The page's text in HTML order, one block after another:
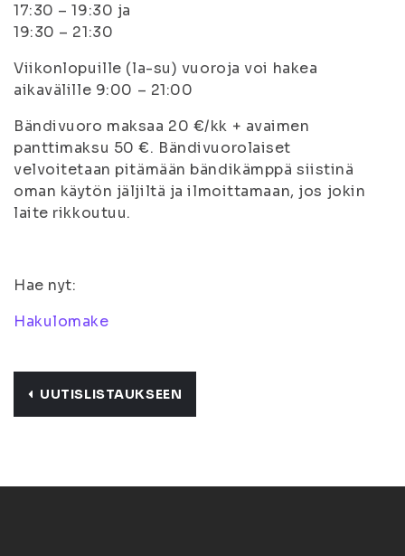
17:30 – 19:30 ja
19:30 – 21:30
Viikonlopuille (la-su) vuoroja voi hakea
aikavälille 9:00 – 21:00
Bändivuoro maksaa 20 €/kk + avaimen
panttimaksu 50 €. Bändivuorolaiset
velvoitetaan pitämään bändikämppä siistinä
oman käytön jäljiltä ja ilmoittamaan, jos jokin
laite rikkoutuu.
Hae nyt:
Hakulomake
UUTISLISTAUKSEEN